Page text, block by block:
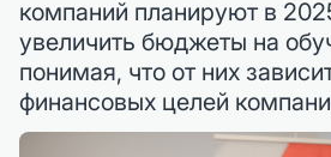
компаний планируют в
увеличить бюджеты на
понимая, что от них
финансовых целей